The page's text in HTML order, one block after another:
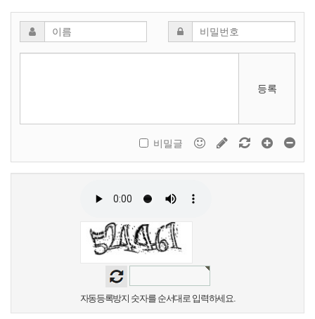
등록
비밀글
자동등록방지 숫자를 순서대로 입력하세요.